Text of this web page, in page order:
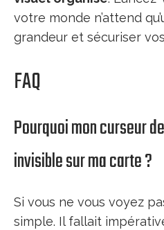
votre monde n’attend
grandeur et sécuriser
FAQ
Pourquoi mon curseur
invisible sur ma carte ?
Si vous ne vous voyez
simple. Il fallait